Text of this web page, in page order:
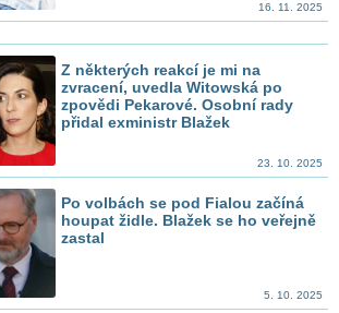
16. 11. 2025
Z některých reakcí je mi na
zvracení, uvedla Witowská po
zpovědi Pekarové. Osobní rady
přidal exministr Blažek
23. 10. 2025
Po volbách se pod Fialou začíná
houpat židle. Blažek se ho veřejně
zastal
5. 10. 2025